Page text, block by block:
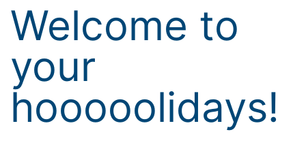
Welcome to
your
hooooolidays!